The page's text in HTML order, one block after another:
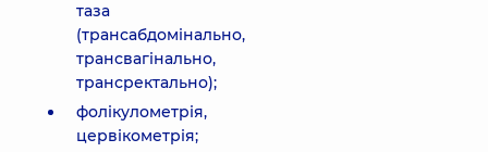
таза
(трансабдомінально,
трансвагінально,
трансректально);
фолікулометрія,
цервікометрія;